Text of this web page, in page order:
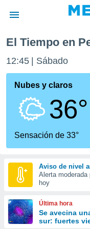
de
por
que se
calidad.
a este
las
y
forma
digital
basada
El Tiempo en
12:45 Sábado
Nubes y claros
36°
Sensación de 33°
Aviso de nivel
Alerta
hoy
Última hora
Se avecina
sur: fuertes